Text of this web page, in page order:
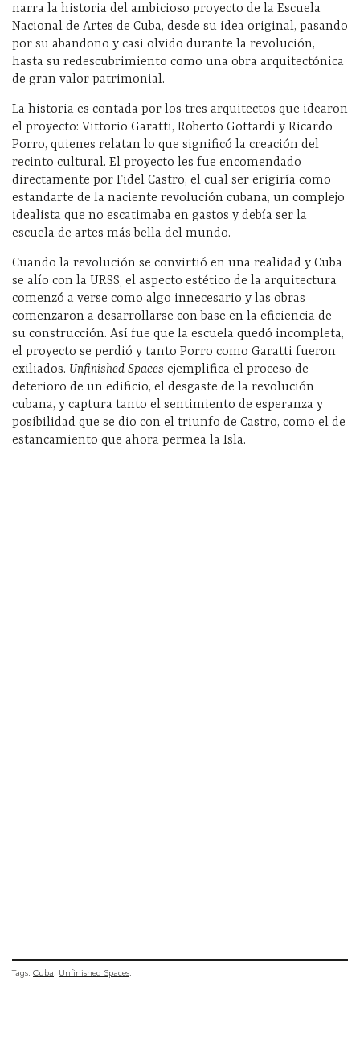
narra la historia del ambicioso proyecto de la Escuela
Nacional de Artes de Cuba, desde su idea original, pasando
por su abandono y casi olvido durante la revolución,
hasta su redescubrimiento como una obra arquitectónica
de gran valor patrimonial.
La historia es contada por los tres arquitectos que idearon
el proyecto: Vittorio Garatti, Roberto Gottardi y Ricardo
Porro, quienes relatan lo que significó la creación del
recinto cultural. El proyecto les fue encomendado
directamente por Fidel Castro, el cual ser erigiría como
estandarte de la naciente revolución cubana, un complejo
idealista que no escatimaba en gastos y debía ser la
escuela de artes más bella del mundo.
Cuando la revolución se convirtió en una realidad y Cuba
se alío con la URSS, el aspecto estético de la arquitectura
comenzó a verse como algo innecesario y las obras
comenzaron a desarrollarse con base en la eficiencia de
su construcción. Así fue que la escuela quedó incompleta,
el proyecto se perdió y tanto Porro como Garatti fueron
exiliados. Unfinished Spaces ejemplifica el proceso de
deterioro de un edificio, el desgaste de la revolución
cubana, y captura tanto el sentimiento de esperanza y
posibilidad que se dio con el triunfo de Castro, como el de
estancamiento que ahora permea la Isla.
Tags: Cuba Unfinished Spaces